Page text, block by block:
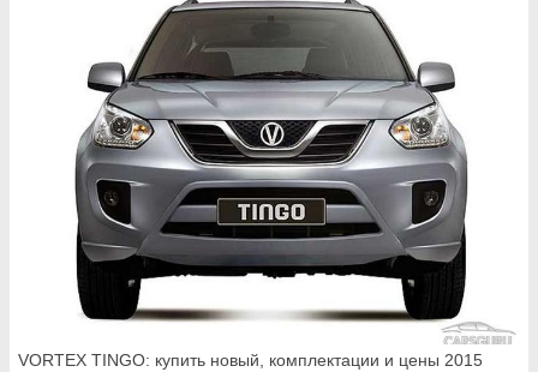
VORTEX TINGO: купить новый, комплектации и цены 2015